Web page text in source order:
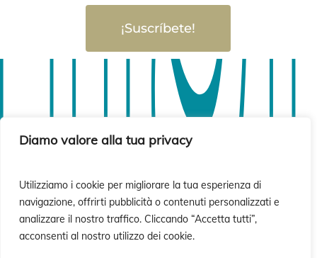
Diamo valore alla tua privacy
Utilizziamo i cookie per migliorare la tua esperienza di
navigazione, offrirti pubblicità o contenuti personalizzati e
analizzare il nostro traffico. Cliccando “Accetta tutti”,
acconsenti al nostro utilizzo dei cookie.
¡Suscríbete!